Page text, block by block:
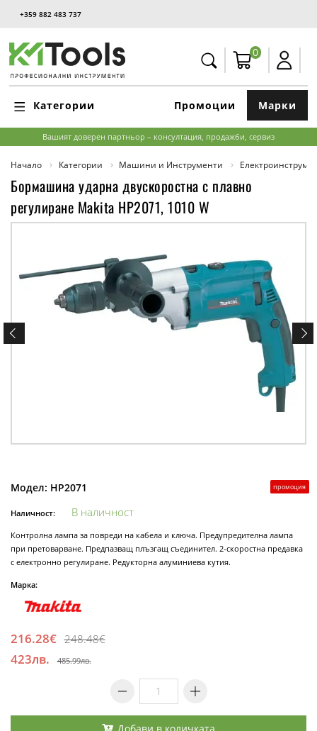
+359 882 483 737
0
Категории Марки
Промоции
Вашият доверен партньор – консултация, продажби, сервиз
Начало Категории Машини и Инструменти
Бормашина ударна двускоростна с плавно
регулиране Makita HP2071, 1010 W
промоция
Модел: HP2071
Наличност: В наличност
Контролна лампа за повреди на кабела и ключа. Предупредителна лампа
при претоварване. Предпазващ плъзгащ съединител. 2-скоростна предавка
с електронно регулиране. Редукторна алуминиева кутия.
Марка:
216.28€ 248.48€
423лв. 485.99лв.